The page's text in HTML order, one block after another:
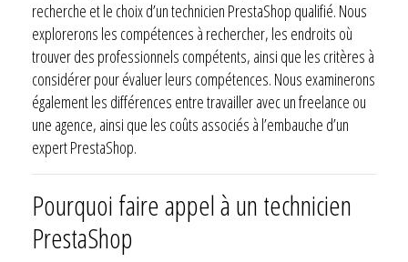
recherche et le choix d’un technicien PrestaShop qualifié. Nous
explorerons les compétences à rechercher, les endroits où
trouver des professionnels compétents, ainsi que les critères à
considérer pour évaluer leurs compétences. Nous examinerons
également les différences entre travailler avec un freelance ou
une agence, ainsi que les coûts associés à l’embauche d’un
expert PrestaShop.
Pourquoi faire appel à un technicien
PrestaShop